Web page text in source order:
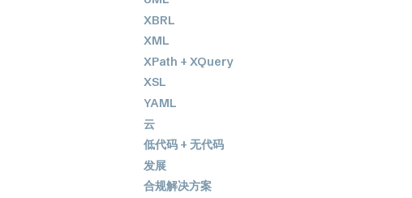
XBRL
XML
XPath + XQuery
XSL
YAML
云
低代码 + 无代码
发展
合规解决方案